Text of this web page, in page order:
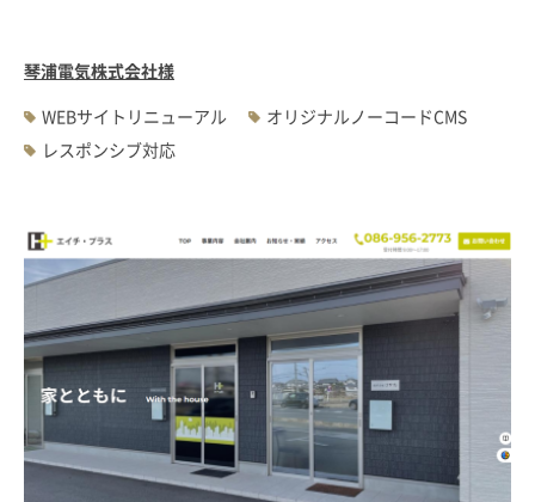
琴浦電気株式会社様
WEBサイトリニューアル
オリジナルノーコードCMS
レスポンシブ対応